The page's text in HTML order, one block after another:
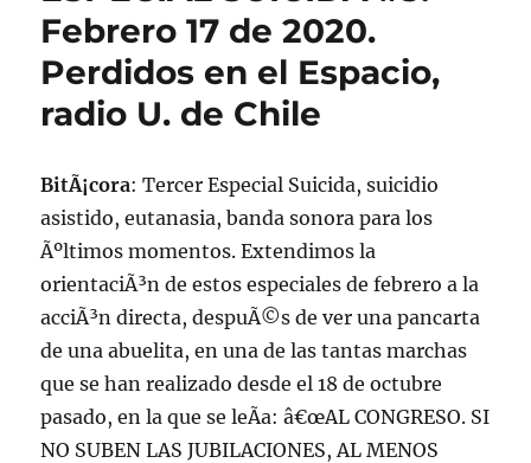
17
de
febrero
de
Febrero 17 de 2020.
Perdidos en el Espacio,
radio U. de Chile
BitÃ¡cora: Tercer Especial Suicida, suicidio
asistido, eutanasia, banda sonora para los
Ãºltimos momentos. Extendimos la
orientaciÃ³n de estos especiales de febrero a la
acciÃ³n directa, despuÃ©s de ver una pancarta
de una abuelita, en una de las tantas marchas
que se han realizado desde el 18 de octubre
pasado, en la que se leÃ­a: â€œAL CONGRESO. SI
NO SUBEN LAS JUBILACIONES, AL MENOS